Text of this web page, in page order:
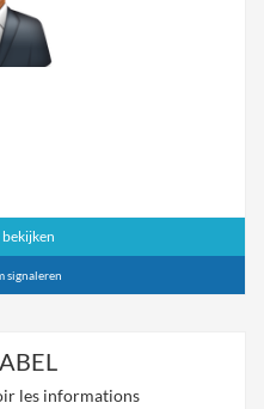
signaleren
les informations